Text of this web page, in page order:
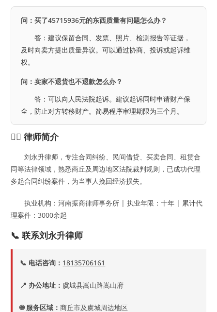
问：买了45715936元的东西质量有问题怎么办？
答：建议保留合同、发票、照片、检测报告等证据，
及时向卖方提出质量异议。可以通过协商、投诉或起诉维
权。
问：卖家不退货也不退款怎么办？
答：可以向人民法院起诉。建议起诉同时申请财产保
全，防止对方转移财产。简易程序审理期限为三个月。
👨‍⚖️ 律师简介
刘永升律师，专注合同纠纷、民间借贷、买卖合同、租赁合
同等法律领域，熟悉商丘及周边地区法院裁判规则，已成功代理
多起合同纠纷案件，为当事人挽回经济损失。
执业机构：河南振商律师事务所 | 执业年限：十年 | 累计代
理案件：3000余起
📞 联系刘永升律师
📞 电话咨询： 18135706161
📍 办公地址： 虞城县嵩山路嵩山府
🌐 服务区域：商丘市及虞城周边地区